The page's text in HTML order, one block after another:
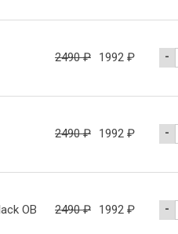
2490₽ 1992 ₽ -
2490₽ 1992 ₽ -
OB 2490₽ 1992 ₽ -